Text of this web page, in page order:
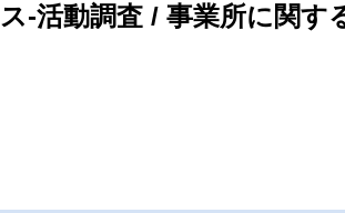
‐活動調査 / 事業所に関す